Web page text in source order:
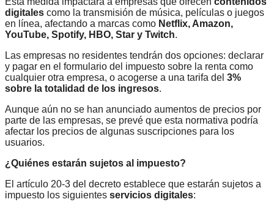
digitales como la transmisión de música, películas o juegos
en línea, afectando a marcas como Netflix, Amazon,
YouTube, Spotify, HBO, Star y Twitch.
Las empresas no residentes tendrán dos opciones: declarar
y pagar en el formulario del impuesto sobre la renta como
cualquier otra empresa, o acogerse a una tarifa del 3%
sobre la totalidad de los ingresos.
Aunque aún no se han anunciado aumentos de precios por
parte de las empresas, se prevé que esta normativa podría
afectar los precios de algunas suscripciones para los
usuarios.
¿Quiénes estarán sujetos al impuesto?
El artículo 20-3 del decreto establece que estarán sujetos a
impuesto los siguientes servicios digitales: